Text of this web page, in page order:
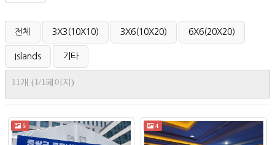
전체 3X3(10X10) 3X6(10X20) 6X6(20X20)
Islands 기타
11개 (1/1페이지)
5 4